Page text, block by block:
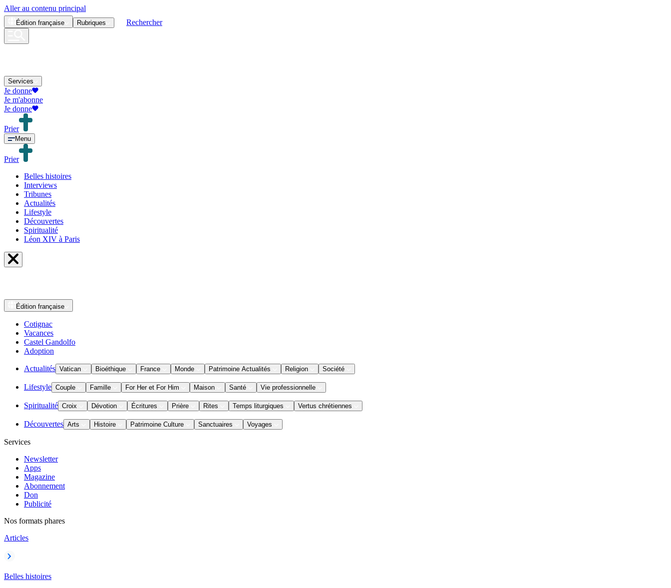
Aller au contenu principal
Édition française Rubriques Rechercher
Services
Je donne
Je m'abonne
Je donne
Prier
Menu
Prier
Belles histoires
Interviews
Tribunes
Actualités
Lifestyle
Découvertes
Spiritualité
Léon XIV à Paris
Édition française
Cotignac
Vacances
Castel Gandolfo
Adoption
Actualités Vatican Bioéthique France Monde Patrimoine Actualités Religion Société
Lifestyle Couple Famille For Her et For Him Maison Santé Vie professionnelle
Spiritualité Croix Dévotion Écritures Prière Rites Temps liturgiques Vertus chrétiennes
Découvertes Arts Histoire Patrimoine Culture Sanctuaires Voyages
Services
Newsletter
Apps
Magazine
Abonnement
Don
Publicité
Nos formats phares
Articles
Belles histoires